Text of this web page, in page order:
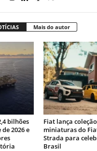
Mais do autor
bilhões
2026 e
Fiat lança
miniaturas do
Strada para
Brasil